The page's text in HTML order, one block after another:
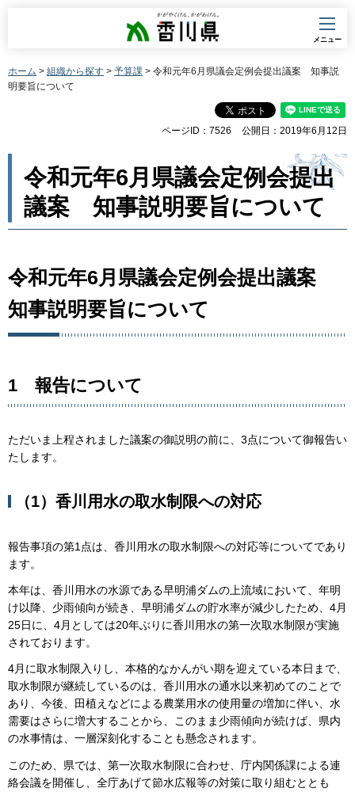
香川県
メニュー
ホーム > 組織から探す > 予算課 > 令和元年6月県議会定例会提出議案 知事説
明要旨について
ページID：7526 公開日：2019年6月12日
令和元年6月県議会定例会提出
議案 知事説明要旨について
令和元年6月県議会定例会提出議案
知事説明要旨について
1 報告について
ただいま上程されました議案の御説明の前に、3点について御報告い
たします。
（1）香川用水の取水制限への対応
報告事項の第1点は、香川用水の取水制限への対応等についてであり
ます。
本年は、香川用水の水源である早明浦ダムの上流域において、年明
け以降、少雨傾向が続き、早明浦ダムの貯水率が減少したため、4月
25日に、4月としては20年ぶりに香川用水の第一次取水制限が実施
されております。
4月に取水制限入りし、本格的なかんがい期を迎えている本日まで、
取水制限が継続しているのは、香川用水の通水以来初めてのことで
あり、今後、田植えなどによる農業用水の使用量の増加に伴い、水
需要はさらに増大することから、このまま少雨傾向が続けば、県内
の水事情は、一層深刻化することも懸念されます。
このため、県では、第一次取水制限に合わせ、庁内関係課による連
絡会議を開催し、全庁あげて節水広報等の対策に取り組むととも